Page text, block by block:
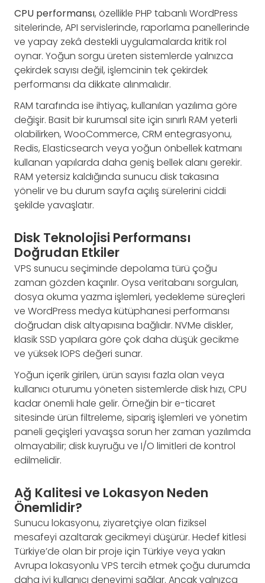
CPU performansı, özellikle PHP tabanlı WordPress
sitelerinde, API servislerinde, raporlama panellerinde
ve yapay zekâ destekli uygulamalarda kritik rol
oynar. Yoğun sorgu üreten sistemlerde yalnızca
çekirdek sayısı değil, işlemcinin tek çekirdek
performansı da dikkate alınmalıdır.
RAM tarafında ise ihtiyaç, kullanılan yazılıma göre
değişir. Basit bir kurumsal site için sınırlı RAM yeterli
olabilirken, WooCommerce, CRM entegrasyonu,
Redis, Elasticsearch veya yoğun önbellek katmanı
kullanan yapılarda daha geniş bellek alanı gerekir.
RAM yetersiz kaldığında sunucu disk takasına
yönelir ve bu durum sayfa açılış sürelerini ciddi
şekilde yavaşlatır.
Disk Teknolojisi Performansı
Doğrudan Etkiler
VPS sunucu seçiminde depolama türü çoğu
zaman gözden kaçırılır. Oysa veritabanı sorguları,
dosya okuma yazma işlemleri, yedekleme süreçleri
ve WordPress medya kütüphanesi performansı
doğrudan disk altyapısına bağlıdır. NVMe diskler,
klasik SSD yapılara göre çok daha düşük gecikme
ve yüksek IOPS değeri sunar.
Yoğun içerik girilen, ürün sayısı fazla olan veya
kullanıcı oturumu yöneten sistemlerde disk hızı, CPU
kadar önemli hale gelir. Örneğin bir e-ticaret
sitesinde ürün filtreleme, sipariş işlemleri ve yönetim
paneli geçişleri yavaşsa sorun her zaman yazılımda
olmayabilir; disk kuyruğu ve I/O limitleri de kontrol
edilmelidir.
Ağ Kalitesi ve Lokasyon Neden
Önemlidir?
Sunucu lokasyonu, ziyaretçiye olan fiziksel
mesafeyi azaltarak gecikmeyi düşürür. Hedef kitlesi
Türkiye’de olan bir proje için Türkiye veya yakın
Avrupa lokasyonlu VPS tercih etmek çoğu durumda
daha iyi kullanıcı deneyimi sağlar. Ancak yalnızca